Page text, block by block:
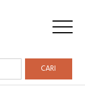
CARI